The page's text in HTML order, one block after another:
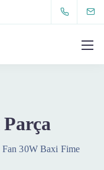
Fan 30W Baxi Fime